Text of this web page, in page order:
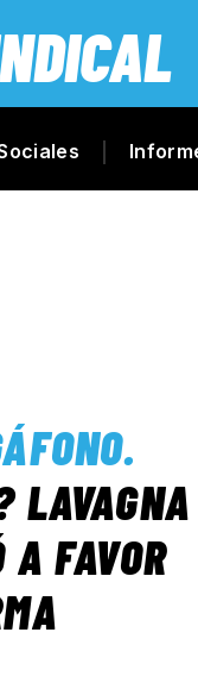
.
LAVAGNA
A FAVOR